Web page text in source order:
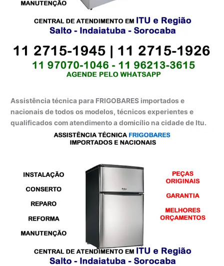
Assistência técnica para FRIGOBARES importados e
nacionais de todos os modelos, técnicos experientes e
qualificados com atendimento a domicílio na cidade de Itu.